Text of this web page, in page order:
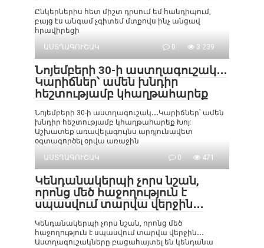
Ընկերներիս հետ միշտ դրսում եմ հանդիպում,
բայց էս անգամ չգիտեմ մտքովս ինչ անցավ
հրավիրեցի
ԱՍՏՂԱԳՈՒՇԱԿ
0 3 239
Նոյեմբերի 30-ի աստղագուշակ․․․
Կարիճներ՝ ամեն խնդիր
հեշտությամբ կհաղթահարեք
Նոյեմբերի 30-ի աստղագուշակ․․․Կարիճներ՝ ամեն
խնդիր հեշտությամբ կհաղթահարեք Խոյ:
Աշխատեք առավելագույնս արդյունավետ
օգտագործել օրվա առաջին
ԱՍՏՂԱԳՈՒՇԱԿ
0 471
Կենդանակերպի չորս նշան,
որոնց մեծ հաջողություն է
սպասվում տարվա վերջին․․․
Կենդանակերպի չորս նշան, որոնց մեծ
հաջողություն է սպասվում տարվա վերջին․․․
Աստղագուշակները բացահայտել են կենդանա